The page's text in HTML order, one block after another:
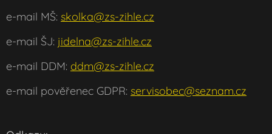
e-mail MŠ: skolka@zs-zihle.cz
e-mail ŠJ: jidelna@zs-zihle.cz
e-mail DDM: ddm@zs-zihle.cz
e-mail pověřenec GDPR: servisobec@seznam.cz